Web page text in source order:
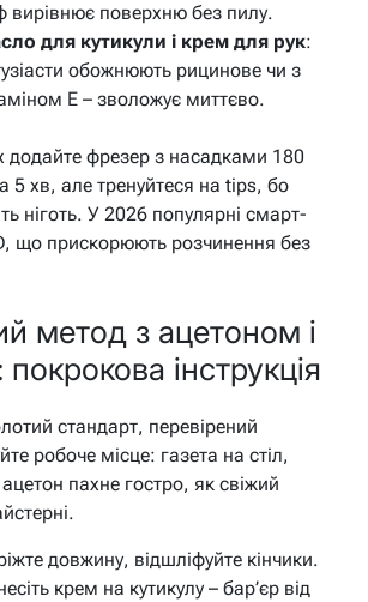
вирівнює поверхню без пилу.
для кутикули і крем для рук:
обожнюють рицинове чи з
E – зволожує миттєво.
додайте фрезер з насадками 180
5 хв, але тренуйтеся на tips, бо
ніготь. У 2026 популярні смарт-
що прискорюють розчинення без
метод з ацетоном і
інструкція
стандарт, перевірений
робоче місце: газета на стіл,
пахне гостро, як свіжий
довжину, відшліфуйте кінчики.
крем на кутикулу – бар’єр від